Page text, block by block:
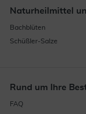
Naturheilmittel
Bachblüten
Schüßler-Salze
Rund um Ihre
FAQ